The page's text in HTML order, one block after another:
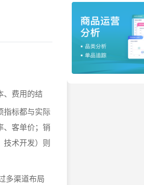
、费用的结
指标都与实际
、客单价；销
技术开发）则
多渠道布局